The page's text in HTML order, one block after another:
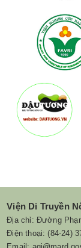
Viện Di Truyền
Địa chỉ: Đường
Điện thoại: (84-24)